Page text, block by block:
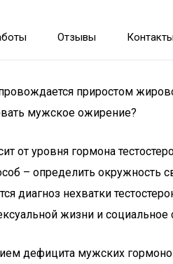
Отзывы Контакты
приростом
мужское ожирение?
от уровня гормона
– определить окружность
диагноз нехватки
жизни и
дефицита мужских